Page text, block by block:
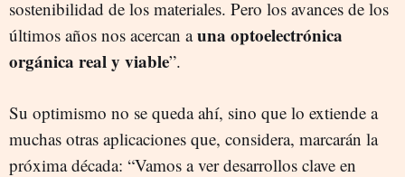
sostenibilidad de los materiales. Pero los avances de los
últimos años nos acercan auna optoelectrónica
orgánica real y viable”.
Su optimismo no se queda ahí, sino que lo extiende a
muchas otras aplicaciones que, considera, marcarán la
próxima década: “Vamos a ver desarrollos clave en